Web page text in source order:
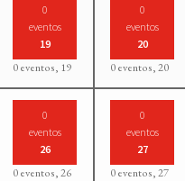
0
eventos
19
0 eventos, 19
0
eventos
20
0 eventos,20
0
eventos
26
0 eventos,26
0
eventos
27
0 eventos,27